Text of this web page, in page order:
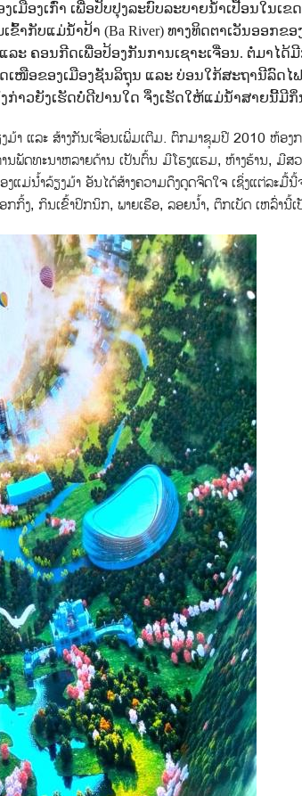
ມືອງເກົ່າ ເພື່ອປັບປຸງລະບົບລະບາຍນ້ຳເປື້ອນໃນເຂ
າກັບແມ່ນ້ຳປ້າ (Ba River) ທາງທິດຕາເວັນອອກຂອ
ະ ຄອນກີດເພື່ອປ້ອງກັນການເຊາະເຈື່ອນ. ຕໍ່ມາໄດ້
ໜືອຂອງເມືອງຊັນລິຖຸນ ແລະ ບ່ອນໃກ້ສະຖານີລົດໄ
ກ່າວຍັງເຮັດບໍ່ດີປານໃດ ຈຶ່ງເຮັດໃຫ້ແມ່ນ້ຳສາຍນີ້ມີ
າ ແລະ ສ້າງກັນເຈື່ອນເພີ່ມເຕີມ. ຕົກມາຊຸມປີ 2010 ຫ້ອງ
ານພັດທະນາຫລາຍດ້ານ ເປັນຕົ້ນ ມີໂຮງແຮມ, ຫ້າງຮ້ານ, ມີສ
ມ່ນ້ຳລ້ຽງມ້າ ອັນໄດ້ສ້າງຄວາມດຶງດູດຈິດໃຈ ເຊິ່ງແຕ່ລະມື້ນີ້
ກິ້ງ, ກິນເຂົ້າປິກນິກ, ພາຍເຮືອ, ລອຍນ້ຳ, ຕຶກເບັດ ເຫລົ່ານີ້